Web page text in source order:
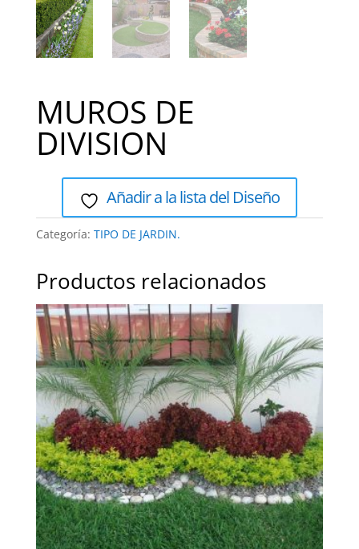
MUROS DE
DIVISION
Añadir a la lista del Diseño
Categoría: TIPO DE JARDIN.
Productos relacionados